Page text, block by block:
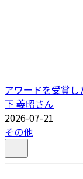
アワードを受賞
下 義昭さん
2026-07-21
その他